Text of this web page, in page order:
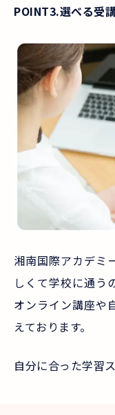
POINT3.選べる受
湘南国際アカデミ
しくて学校に通う
オンライン講座や
えております。
自分に合った学習